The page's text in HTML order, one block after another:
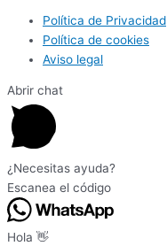
Política de Privacidad
Política de cookies
Aviso legal
Abrir chat
¿Necesitas ayuda?
Escanea el código
Hola 👋